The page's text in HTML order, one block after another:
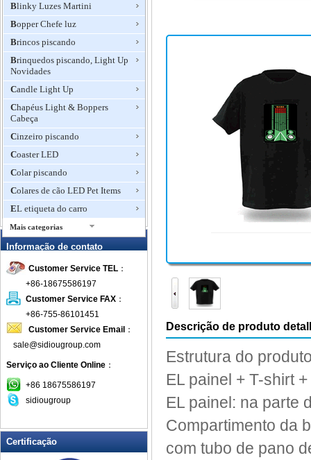
Blinky Luzes Martini
Bopper Chefe luz
Brincos piscando
Brinquedos piscando, Light Up
Novidades
Candle Light Up
Chapéus Light & Boppers
Cabeça
Cinzeiro piscando
Coaster LED
Colar piscando
Colares de cão LED Pet Items
EL etiqueta do carro
Mais categorias
EL Flashing T-Shirt
EL Luz carro crachá
Emblema piscando
Flashing T-shirts
Ice Cube piscando
LED abridores de garrafa
chaveiro
LED agitadores da bebida
LED Candle Light Chá
LED Centerpieces Partido
LED piscando Clapper
LED piscando copo
Informação de contato
Customer Service TEL ：
+86-18675586197
Customer Service FAX ：
+86-755-86101451
Customer Service Email ：
sale@sidiougroup.com
Serviço ao Cliente Online ：
+86 18675586197
sidiougroup
Certificação
T-
shirt
equalizador T-
shirt
equalizador T-
Descrição de produto
Estrutura do
EL painel + T-shirt +
EL painel: na parte
Compartimento da
com tubo de pano